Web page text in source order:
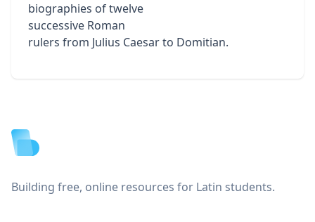
biographies of twelve
successive Roman
rulers from Julius Caesar to Domitian.
Building free, online resources for Latin students.